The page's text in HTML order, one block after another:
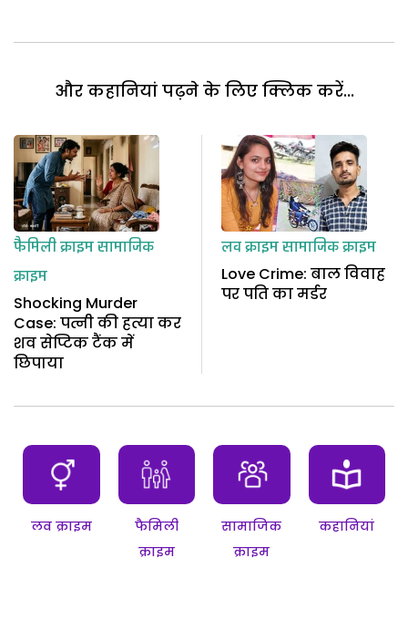
और कहानियां पढ़ने के लिए क्लिक करें...
फैमिली क्राइमसामाजिक
क्राइम
Shocking Murder
Case: पत्नी की हत्या कर
शव सेप्टिक टैंक में
छिपाया
लव क्राइमसामाजिक क्राइम
Love Crime: बाल विवाह
पर पति का मर्डर
लव क्राइम
फैमिली
क्राइम
सामाजिक
क्राइम
कहानियां